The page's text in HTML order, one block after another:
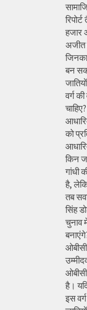
हजार
अजीत
बन
वर्ग
को
किन
गांधी
है,
तब
सिंह
चुनाव
है।
इस